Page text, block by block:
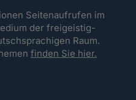
Seitenaufrufen im
der freigeistig-
Raum.
finden Sie hier.